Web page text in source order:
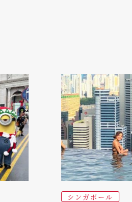
シンガポール